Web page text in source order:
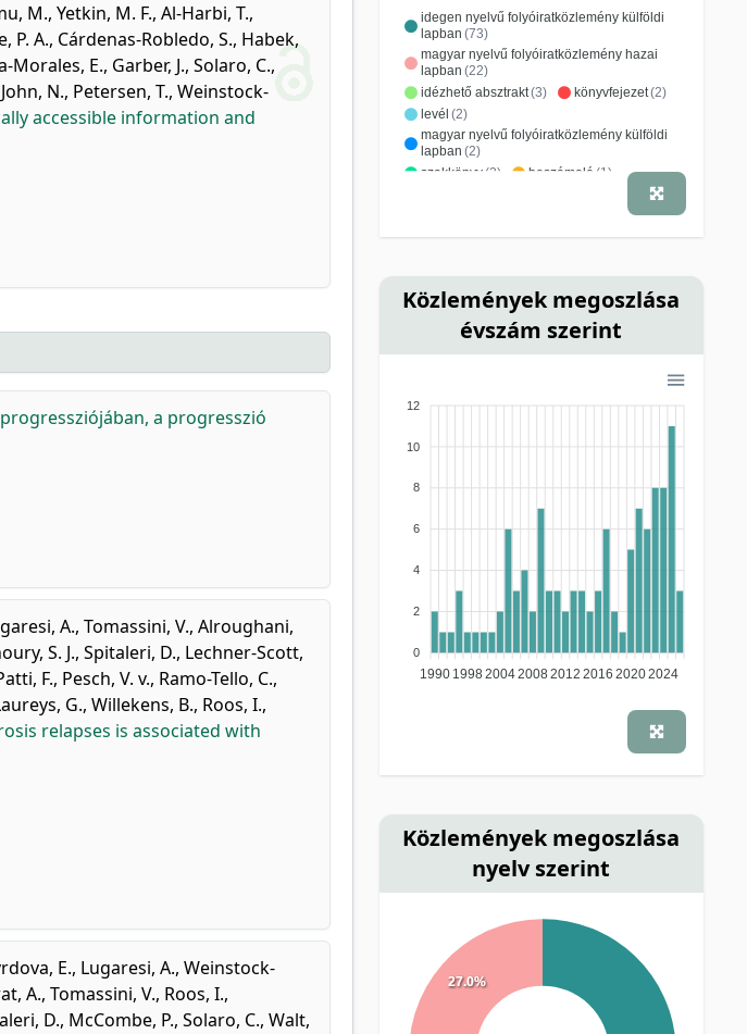
M., Yetkin, M. F., Al-Harbi, T.,
P. A., Cárdenas-Robledo, S., Habek,
Morales, E., Garber, J., Solaro, C.,
John, N., Petersen, T., Weinstock-
accessible information and
a progresszió
A., Tomassini, V., Alroughani,
S. J., Spitaleri, D., Lechner-Scott,
F., Pesch, V. v., Ramo-Tello, C.,
G., Willekens, B., Roos, I.,
relapses is associated with
E., Lugaresi, A., Weinstock-
A., Tomassini, V., Roos, I.,
D., McCombe, P., Solaro, C., Walt,
idegen nyelvű folyóiratközlemény külföldi
lapban (73)
magyar nyelvű folyóiratközlemény hazai
lapban (22)
idézhető absztrakt(3) könyvfejezet(2)
levél (2)
magyar nyelvű folyóiratközlemény külföldi
lapban (2)
szakkönyv (2) beszámoló (1)
idegen nyelvű folyóiratközlemény hazai
Közlemények megoszlása
évszám szerint
12
10
8
6
4
2
0
1990 1998 20042008 2012 2016 20202024
Közlemények megoszlása
nyelv szerint
27.0%